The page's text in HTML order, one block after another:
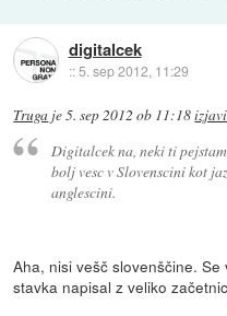
digitalcek
::5. sep 2012, 11:29
Truga je5. sep 2012 ob 11:18
Digitalcek na, neki ti
bolj vesc v Slovenscini kot
anglescini.
Aha, nisi vešč slovenščine.
stavka napisal z veliko